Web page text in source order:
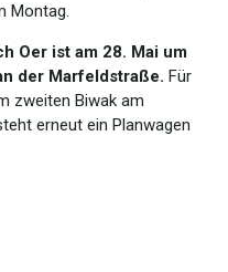
Montag.
Oer ist am 28. Mai um
der Marfeldstraße. Für
zweiten Biwak am
erneut ein Planwagen